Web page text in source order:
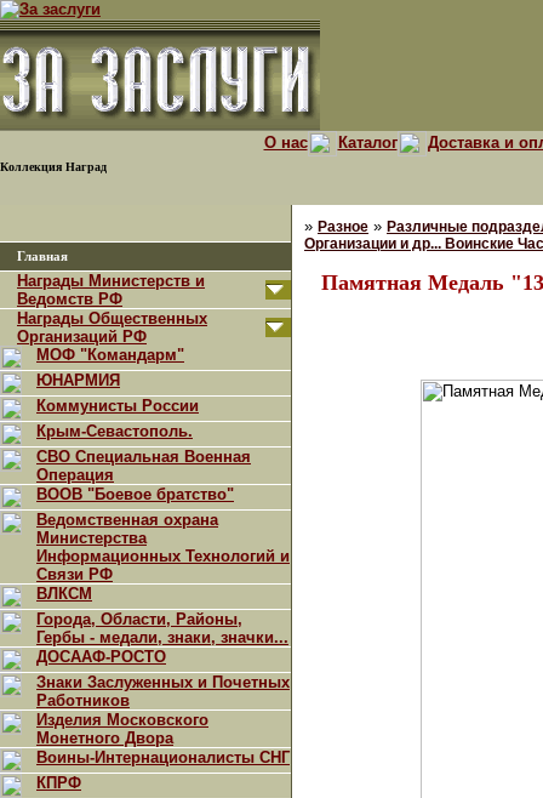
Коллекция Наград
О нас Каталог Доставка и
Главная
Награды Министерств и
Ведомств РФ
Награды Общественных
Организаций РФ
МОФ "Командарм"
ЮНАРМИЯ
Коммунисты России
Крым-Севастополь.
СВО Специальная Военная
Операция
ВООВ "Боевое братство"
Ведомственная охрана
Министерства
Информационных Технологий и
Связи РФ
ВЛКСМ
Города, Области, Районы,
Гербы - медали, знаки, значки...
ДОСААФ-РОСТО
Знаки Заслуженных и Почетных
Работников
Изделия Московского
Монетного Двора
Воины-Интернационалисты СНГ
КПРФ
» Разное » Различные
Организации и др... Воинские
Памятная Медаль